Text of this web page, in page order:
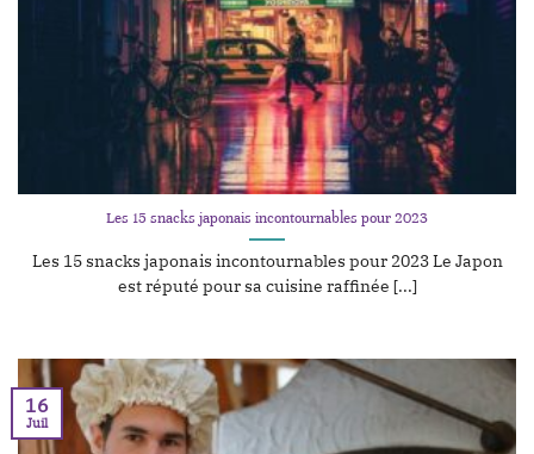
Les 15 snacks japonais incontournables pour 2023
Les 15 snacks japonais incontournables pour 2023 Le Japon
est réputé pour sa cuisine raffinée [...]
16
Juil